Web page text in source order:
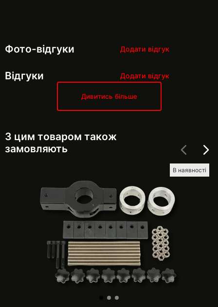
Фото-відгуки Додати відгук
Відгуки Додати відгук
Дивитись більше
З цим товаром також
замовляють
В наявності